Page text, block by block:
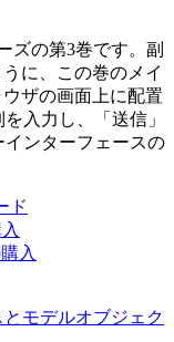
ズの第3巻です。副
に、この巻のメイ
ザの画面上に配置
入力し、「送信」
ンターフェースの
ド
入